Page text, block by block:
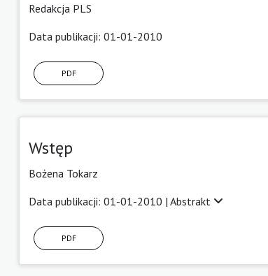
Redakcja PLS
Data publikacji: 01-01-2010
PDF
Wstęp
Bożena Tokarz
Data publikacji: 01-01-2010 | Abstrakt
PDF